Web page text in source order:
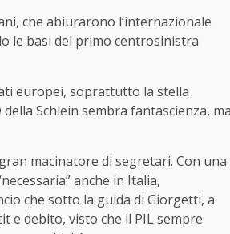
che abiurarono l’internazionale
le basi del primo centrosinistra
europei, soprattutto la stella
Schlein sembra fantascienza,
macinatore di segretari. Con una
anche in Italia,
che sotto la guida di Giorgetti, a
e debito, visto che il PIL sempre